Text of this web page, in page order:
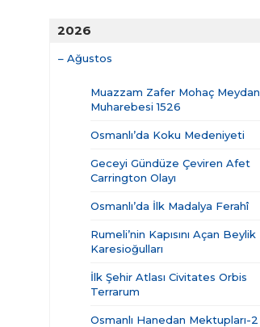
2026
– Ağustos
Muazzam Zafer Mohaç Meydan
Muharebesi 1526
Osmanlı’da Koku Medeniyeti
Geceyi Gündüze Çeviren Afet
Carrington Olayı
Osmanlı’da İlk Madalya Ferahî
Rumeli’nin Kapısını Açan Beylik
Karesioğulları
İlk Şehir Atlası Civitates Orbis
Terrarum
Osmanlı Hanedan Mektupları-2